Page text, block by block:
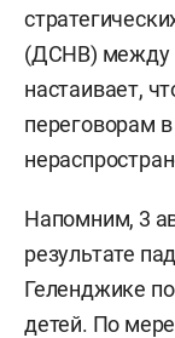
(ДСНВ) между
настаивает,
переговорам
Напомним, 3
результате
Геленджике
детей. По